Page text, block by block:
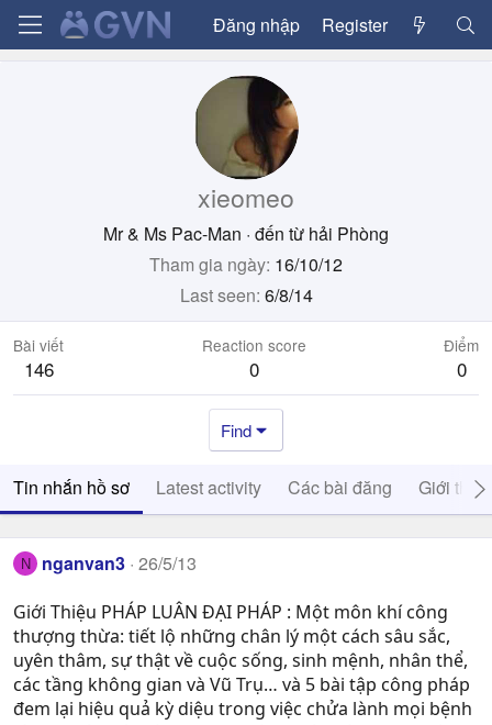
Đăng nhập Register
xieomeo
Mr & Ms Pac-Man · đến từ hải Phòng
Tham gia ngày 16/10/12
Last seen 6/8/14
Bài viết
146
Reaction score
0
Điểm
0
Find
Tin nhắn hồ sơ Latest activity Các bài đăng Giới thiệu
N nganvan3 26/5/13
Giới Thiệu PHÁP LUÂN ĐẠI PHÁP : Một môn khí công
thượng thừa: tiết lộ những chân lý một cách sâu sắc,
uyên thâm, sự thật về cuộc sống, sinh mệnh, nhân thể,
các tầng không gian và Vũ Trụ… và 5 bài tập công pháp
đem lại hiệu quả kỳ diệu trong việc chửa lành mọi bệnh